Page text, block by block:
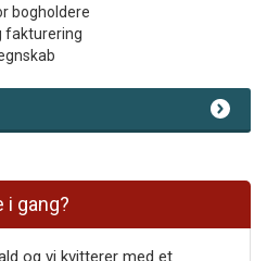
bogholdere
fakturering
i gang?
og vi kvitterer med et